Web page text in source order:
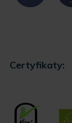
Certyfikaty: